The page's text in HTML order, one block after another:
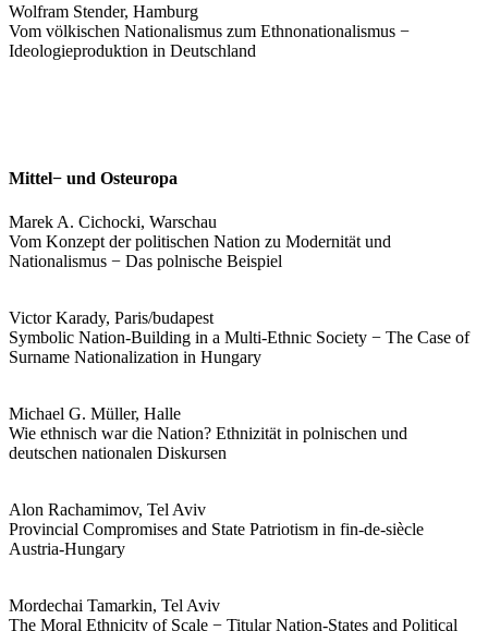
Wolfram Stender, Hamburg
Vom völkischen Nationalismus zum Ethnonationalismus −
Ideologieproduktion in Deutschland
Mittel− und Osteuropa
Marek A. Cichocki, Warschau
Vom Konzept der politischen Nation zu Modernität und
Nationalismus − Das polnische Beispiel
Victor Karady, Paris/budapest
Symbolic Nation-Building in a Multi-Ethnic Society − The Case of
Surname Nationalization in Hungary
Michael G. Müller, Halle
Wie ethnisch war die Nation? Ethnizität in polnischen und
deutschen nationalen Diskursen
Alon Rachamimov, Tel Aviv
Provincial Compromises and State Patriotism in fin-de-siècle
Austria-Hungary
Mordechai Tamarkin, Tel Aviv
The Moral Ethnicity of Scale − Titular Nation-States and Political